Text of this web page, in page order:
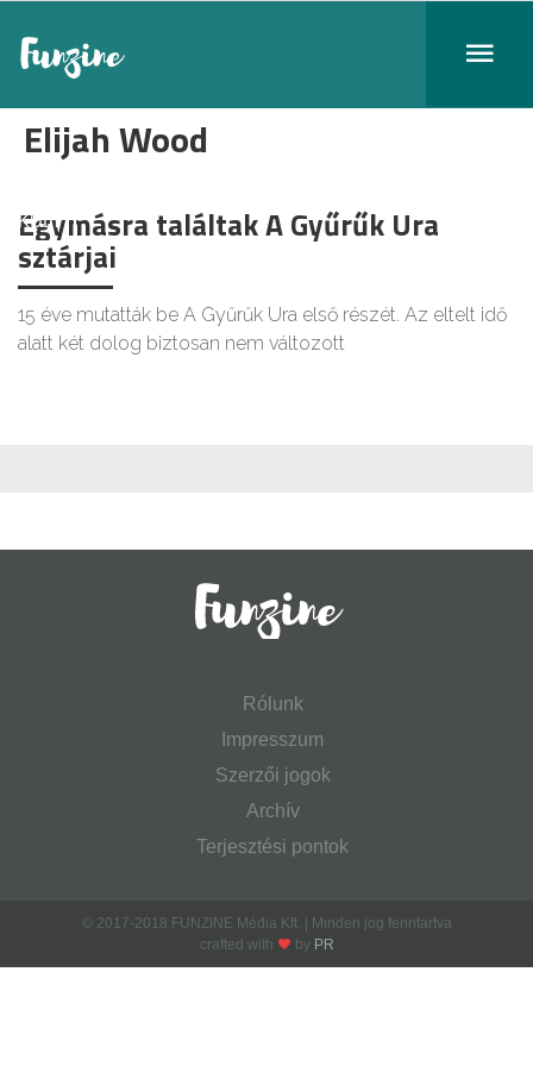
Elijah Wood
KULT
Egymásra találtak A Gyűrűk Ura
sztárjai
15 éve mutatták be A Gyűrűk Ura első részét. Az eltelt idő
alatt két dolog biztosan nem változott
Rólunk
Impresszum
Szerzői jogok
Archív
Terjesztési pontok
© 2017-2018 FUNZINE Média Kft. | Minden jog fenntartva
crafted with
by PR